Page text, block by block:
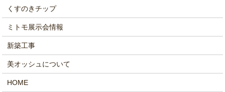
くすのきチップ
ミトモ展示会情報
新築工事
美オッシュについて
HOME